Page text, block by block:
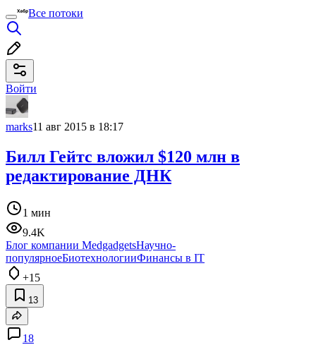
Все потоки
Войти
marks11 авг 2015 в 18:17
Билл Гейтс вложил $120 млн в
редактирование ДНК
1 мин
9.4K
Блог компании MedgadgetsНаучно-
популярноеБиотехнологииФинансы в IT
+15
13
18